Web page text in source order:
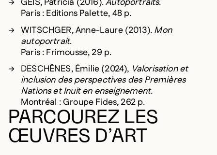
GEIS, Patricia (2016).Autoportraits.
Paris : Editions Palette, 48 p.
WITSCHGER, Anne-Laure (2013).Mon
autoportrait.
Paris : Frimousse, 29 p.
DESCHÊNES, Émilie (2024), Valorisation et
inclusion des perspectives des Premières
Nations et Inuit en enseignement.
Montréal : Groupe Fides, 262 p.
PARCOUREZ LES
ŒUVRES D’ART